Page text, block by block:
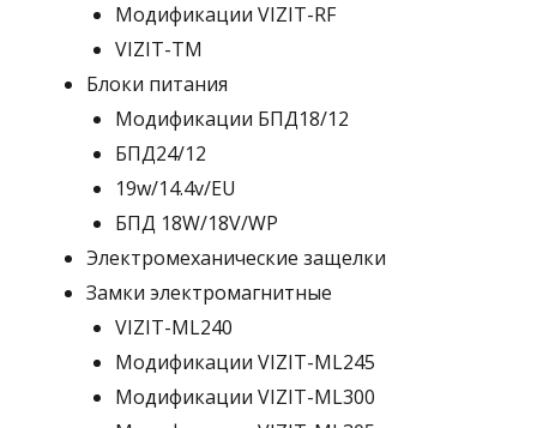
Модификации VIZIT-RF
VIZIT-TM
Блоки питания
Модификации БПД18/12
БПД24/12
19w/14.4v/EU
БПД 18W/18V/WP
Электромеханические защелки
Замки электромагнитные
VIZIT-ML240
Модификации VIZIT-ML245
Модификации VIZIT-ML300